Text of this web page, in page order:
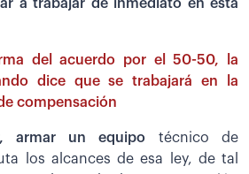
a trabajar de inmediato en esta
del acuerdo por el 50-50, la
dice que se trabajará en la
compensación
armar un equipo técnico de
los alcances de esa ley, de tal